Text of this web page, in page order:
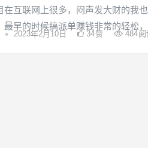
在互联网上很多，闷声发大财的我
最早的时候搞派单赚钱非常的轻松
• 2023年2月10日 34赞 484阅